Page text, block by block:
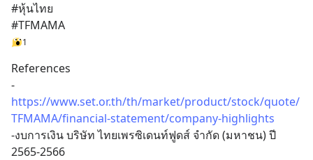
#หุ้นไทย
#TFMAMA
1
References
-
https://www.set.or.th/th/market/product/stock/quote/
TFMAMA/financial-statement/company-highlights
-งบการเงิน บริษัท ไทยเพรซิเดนท์ฟูดส์ จำกัด (มหาชน) ปี
2565-2566